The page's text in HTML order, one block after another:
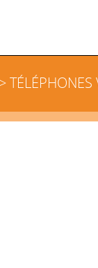
> TÉLÉPHONES